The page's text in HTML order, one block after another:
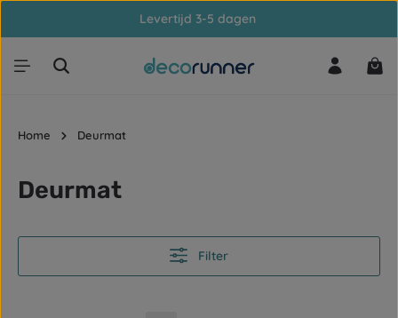
Ga naar de hoofdinhoudLevertijd 3-5 dagen
Home Deurmat
Deurmat
Filter